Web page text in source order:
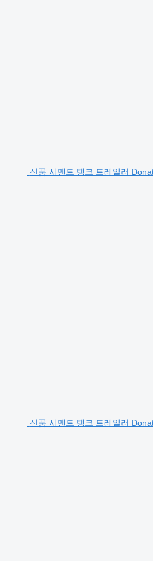
신품 시멘트 탱크 트레일러
신품 시멘트 탱크 트레일러